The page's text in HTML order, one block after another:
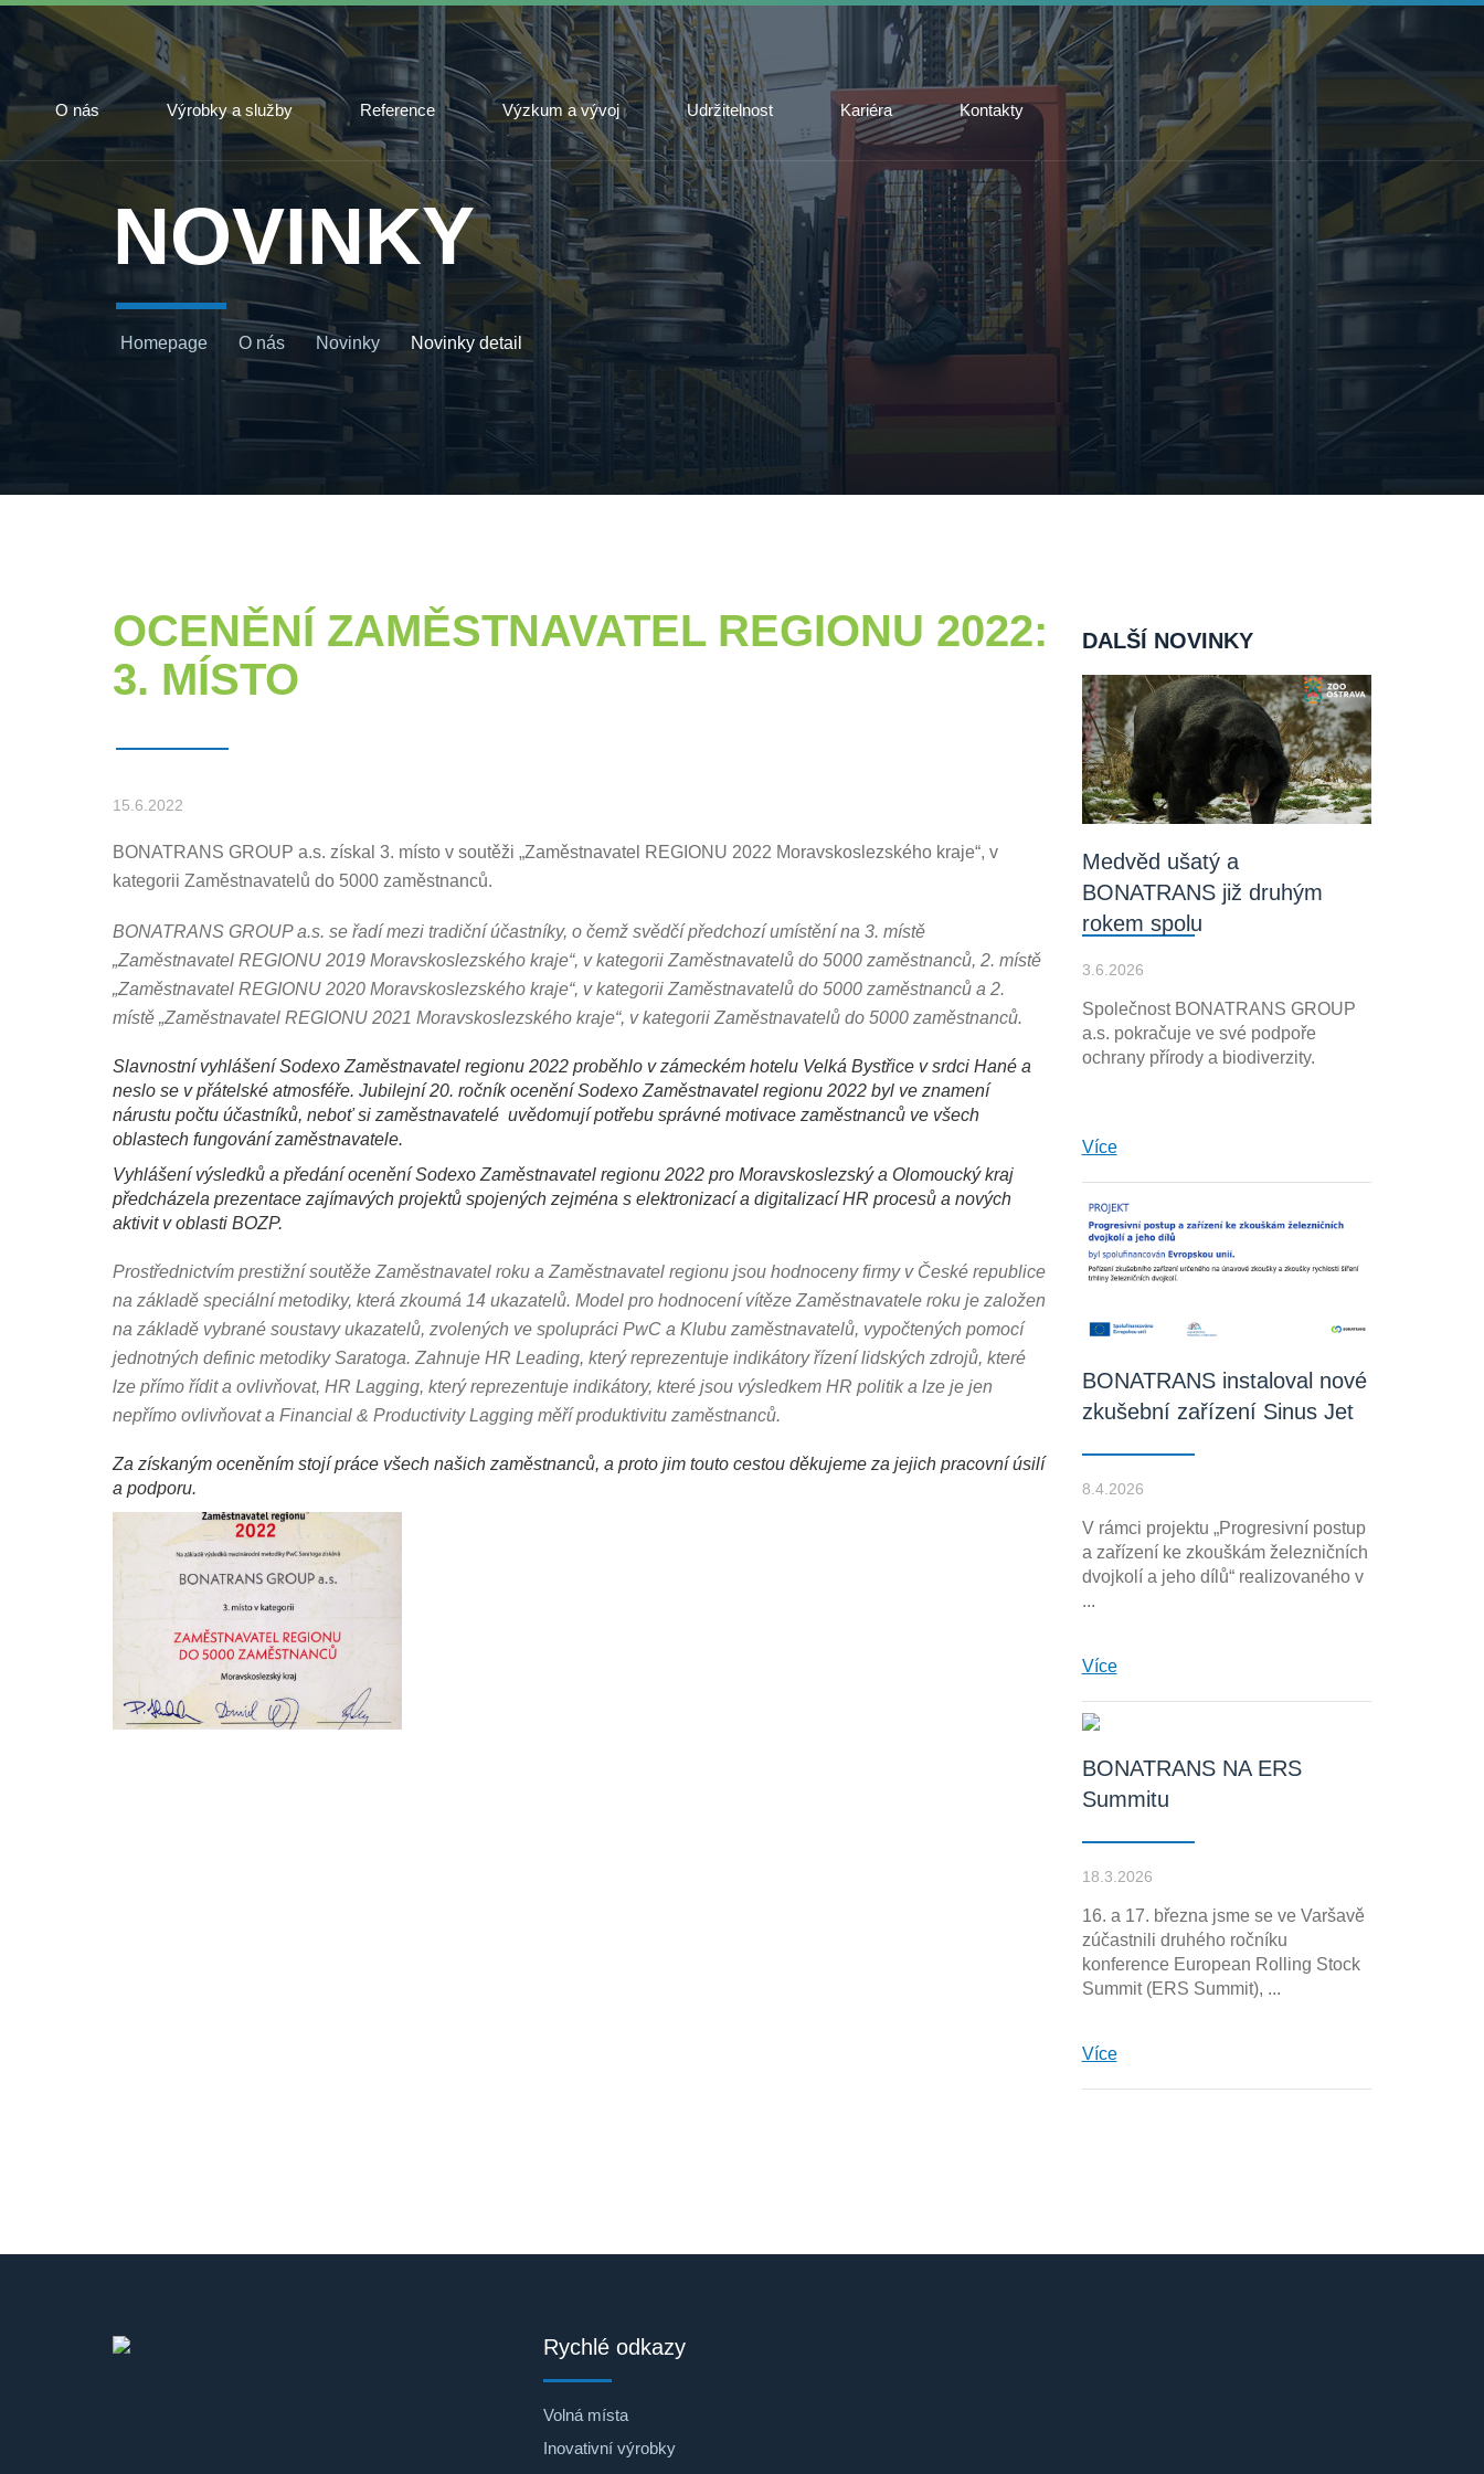
O nás Výrobky a služby Reference Výzkum a vývoj Udržitelnost Kariéra Kontakty
NOVINKY
Homepage O nás Novinky Novinky detail
OCENĚNÍ ZAMĚSTNAVATEL REGIONU 2022:
3. MÍSTO
15.6.2022
BONATRANS GROUP a.s. získal 3. místo v soutěži „Zaměstnavatel REGIONU 2022 Moravskoslezského kraje“, v
kategorii Zaměstnavatelů do 5000 zaměstnanců.
BONATRANS GROUP a.s. se řadí mezi tradiční účastníky, o čemž svědčí předchozí umístění na 3. místě
„Zaměstnavatel REGIONU 2019 Moravskoslezského kraje“, v kategorii Zaměstnavatelů do 5000 zaměstnanců, 2. místě
„Zaměstnavatel REGIONU 2020 Moravskoslezského kraje“, v kategorii Zaměstnavatelů do 5000 zaměstnanců a 2.
místě „Zaměstnavatel REGIONU 2021 Moravskoslezského kraje“, v kategorii Zaměstnavatelů do 5000 zaměstnanců.
Slavnostní vyhlášení Sodexo Zaměstnavatel regionu 2022 proběhlo v zámeckém hotelu Velká Bystřice v srdci Hané a
neslo se v přátelské atmosféře. Jubilejní 20. ročník ocenění Sodexo Zaměstnavatel regionu 2022 byl ve znamení
nárustu počtu účastníků, neboť si zaměstnavatelé uvědomují potřebu správné motivace zaměstnanců ve všech
oblastech fungování zaměstnavatele.
Vyhlášení výsledků a předání ocenění Sodexo Zaměstnavatel regionu 2022 pro Moravskoslezský a Olomoucký kraj
předcházela prezentace zajímavých projektů spojených zejména s elektronizací a digitalizací HR procesů a nových
aktivit v oblasti BOZP.
Prostřednictvím prestižní soutěže Zaměstnavatel roku a Zaměstnavatel regionu jsou hodnoceny firmy v České republice
na základě speciální metodiky, která zkoumá 14 ukazatelů. Model pro hodnocení vítěze Zaměstnavatele roku je založen
na základě vybrané soustavy ukazatelů, zvolených ve spolupráci PwC a Klubu zaměstnavatelů, vypočtených pomocí
jednotných definic metodiky Saratoga. Zahnuje HR Leading, který reprezentuje indikátory řízení lidských zdrojů, které
lze přímo řídit a ovlivňovat, HR Lagging, který reprezentuje indikátory, které jsou výsledkem HR politik a lze je jen
nepřímo ovlivňovat a Financial & Productivity Lagging měří produktivitu zaměstnanců.
Za získaným oceněním stojí práce všech našich zaměstnanců, a proto jim touto cestou děkujeme za jejich pracovní úsilí
a podporu.
DALŠÍ NOVINKY
Medvěd ušatý a
BONATRANS již druhým
rokem spolu
3.6.2026
Společnost BONATRANS GROUP
a.s. pokračuje ve své podpoře
ochrany přírody a biodiverzity.
Více
BONATRANS instaloval nové
zkušební zařízení Sinus Jet
8.4.2026
V rámci projektu „Progresivní postup
a zařízení ke zkouškám železničních
dvojkolí a jeho dílů“ realizovaného v
...
Více
BONATRANS NA ERS
Summitu
18.3.2026
16. a 17. března jsme se ve Varšavě
zúčastnili druhého ročníku
konference European Rolling Stock
Summit (ERS Summit), ...
Více
Rychlé odkazy
Volná místa
Inovativní výrobky